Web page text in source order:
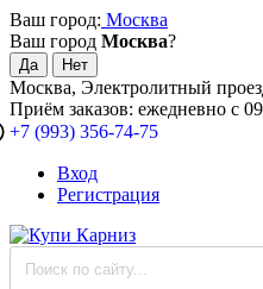
Ваш город: Москва
Ваш город Москва?
Москва, Электролитный
Приём заказов: ежедневно с
+7 (993) 356-74-75
Вход
Регистрация